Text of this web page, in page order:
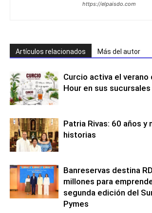
https://elpaisdo.com
Artículos relacionados Más del autor
Curcio activa el verano
Hour en sus sucursales
Patria Rivas: 60 años y
historias
Banreservas destina
millones para
segunda edición del
Pymes